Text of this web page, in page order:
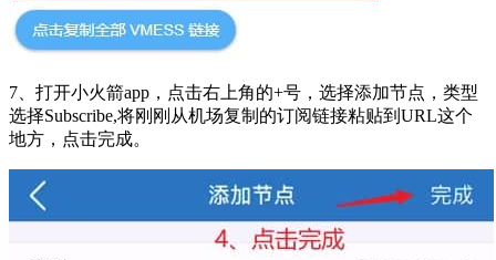
7、打开小火箭app，点击右上角的+号，选择添加节点，类型
选择Subscribe,将刚刚从机场复制的订阅链接粘贴到URL这个
地方，点击完成。